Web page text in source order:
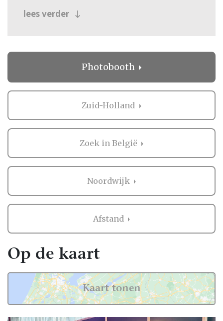
Veel bruidsparen beginnen hun zoektocht
van jullie bruiloft. Bovendien vind je op
Trouwen.nl alle professionals voor je
Voor zowel Photobooth als vele andere
onderdelen voor de bruiloft kan je op
Trouwen.nl veel inspiratie vinden. En heb je
iets gezien dat je aanspreekt? Dan kan je
direct contact opnemen bij de professional
Photobooth in Noordwijk
Zaken regelen voor jullie bruiloft is erg
belangrijk. Het is dus niet zo gek dat je
graag eerst ervaringen van andere
bruidsparen leest over Photobooth in
Noordwijk. Want zij hebben het live ervaren
en zijn natuurlijk kritische beoordelaars!
lees verder
Photobooth
Zuid-Holland
Zoek in België
Noordwijk
Afstand
Op de kaart
Kaart tonen